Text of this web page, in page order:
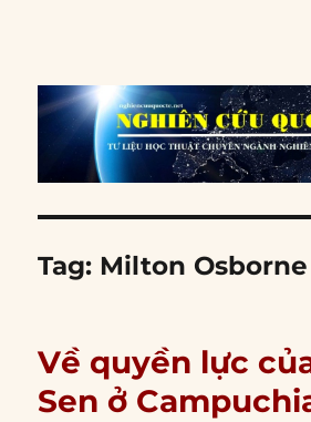
Tag: Milton Osborne
Về quyền lực
Sen ở